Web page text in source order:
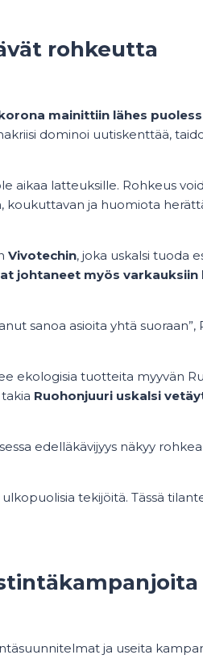
rohkeutta
mainittiin lähes
dominoi uutiskenttää,
aikaa latteuksille. Rohkeus
koukuttavan ja huomiota
Vivotechin, joka uskalsi tuoda
johtaneet myös varkauksiin
sanoa asioita yhtä suoraan”,
ekologisia tuotteita myyvän
Ruohonjuuri uskalsi
edelläkävijyys näkyy
tekijöitä. Tässä
ja useita